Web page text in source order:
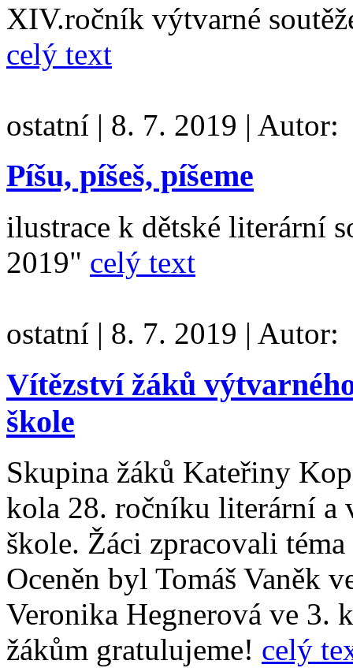
XIV.ročník výtvarné
celý text
ostatní | 8. 7. 2019 | Autor:
Píšu, píšeš, píšeme
ilustrace k dětské literární
2019" celý text
ostatní | 8. 7. 2019 | Autor:
Vítězství žáků
škole
Skupina žáků Kateřiny
kola 28. ročníku literární a
škole. Žáci zpracovali
Oceněn byl Tomáš Vaněk
Veronika Hegnerová ve 3.
žákům gratulujeme! celý